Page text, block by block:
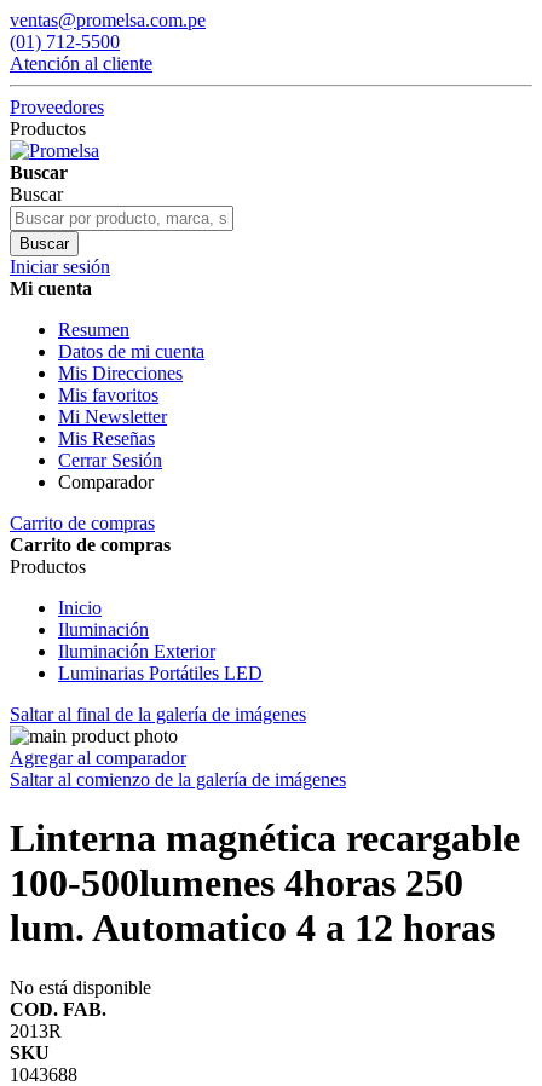
ventas@promelsa.com.pe
(01) 712-5500
Atención al cliente
Proveedores
Productos
Buscar
Buscar
Buscar
Iniciar sesión
Mi cuenta
Resumen
Datos de mi cuenta
Mis Direcciones
Mis favoritos
Mi Newsletter
Mis Reseñas
Cerrar Sesión
Comparador
Carrito de compras
Carrito de compras
Productos
Inicio
Iluminación
Iluminación Exterior
Luminarias Portátiles LED
Saltar al final de la galería de imágenes
Agregar al comparador
Saltar al comienzo de la galería de imágenes
Linterna magnética recargable
100-500lumenes 4horas 250
lum. Automatico 4 a 12 horas
No está disponible
COD. FAB.
2013R
SKU
1043688